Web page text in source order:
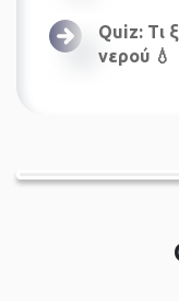
Quiz: Τι
νερού 💧